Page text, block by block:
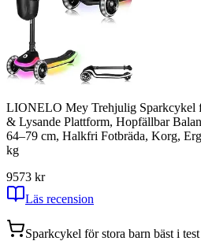
LIONELO Mey Trehjulig Sparkcykel
& Lysande Plattform, Hopfällbar
64–79 cm, Halkfri Fotbräda, Korg,
kg
9573 kr
Läs recension
Sparkcykel för stora barn bäst i test